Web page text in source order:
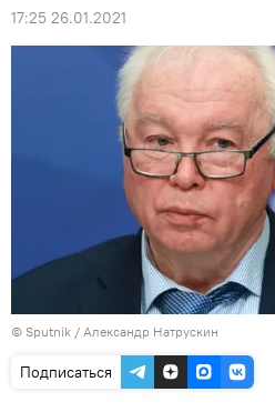
17:25 26.01.2021
© Sputnik / Александр Натрускин
Подписаться